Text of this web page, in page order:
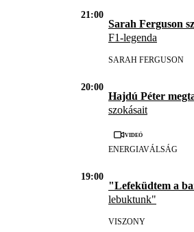
21:00
Sarah Ferguson
F1-legenda
SARAH FERGUSON
20:00
Hajdú Péter
szokásait
Videó
ENERGIAVÁLSÁG
19:00
"Lefeküdtem a
lebuktunk"
VISZONY